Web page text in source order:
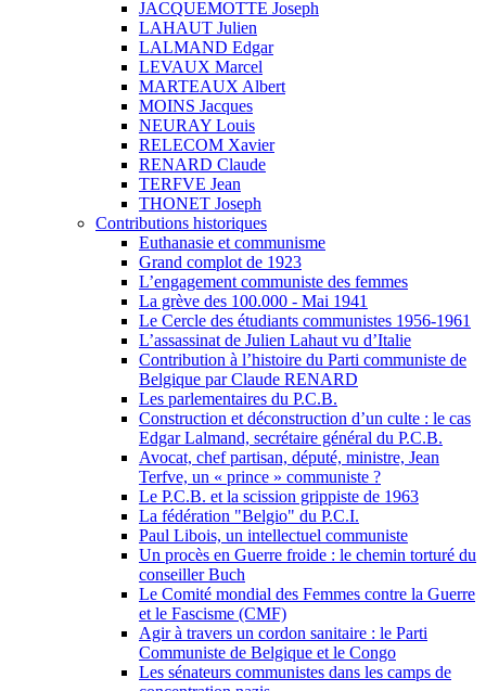
JACQUEMOTTE Joseph
LAHAUT Julien
LALMAND Edgar
LEVAUX Marcel
MARTEAUX Albert
MOINS Jacques
NEURAY Louis
RELECOM Xavier
RENARD Claude
TERFVE Jean
THONET Joseph
Contributions historiques
Euthanasie et communisme
Grand complot de 1923
L’engagement communiste des femmes
La grève des 100.000 - Mai 1941
Le Cercle des étudiants communistes 1956-1961
L’assassinat de Julien Lahaut vu d’Italie
Contribution à l’histoire du Parti communiste de
Belgique par Claude RENARD
Les parlementaires du P.C.B.
Construction et déconstruction d’un culte : le cas
Edgar Lalmand, secrétaire général du P.C.B.
Avocat, chef partisan, député, ministre, Jean
Terfve, un « prince » communiste ?
Le P.C.B. et la scission grippiste de 1963
La fédération "Belgio" du P.C.I.
Paul Libois, un intellectuel communiste
Un procès en Guerre froide : le chemin torturé du
conseiller Buch
Le Comité mondial des Femmes contre la Guerre
et le Fascisme (CMF)
Agir à travers un cordon sanitaire : le Parti
Communiste de Belgique et le Congo
Les sénateurs communistes dans les camps de